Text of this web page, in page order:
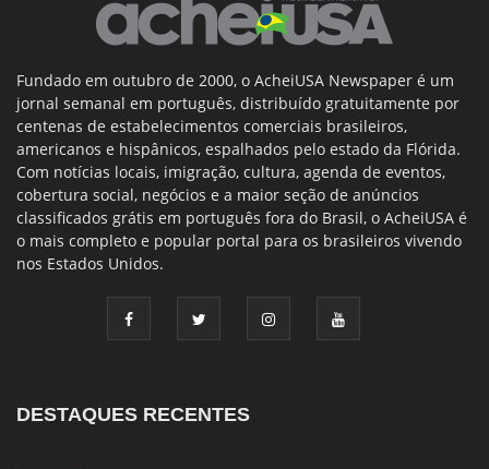
Fundado em outubro de 2000, o AcheiUSA Newspaper é um
jornal semanal em português, distribuído gratuitamente por
centenas de estabelecimentos comerciais brasileiros,
americanos e hispânicos, espalhados pelo estado da Flórida.
Com notícias locais, imigração, cultura, agenda de eventos,
cobertura social, negócios e a maior seção de anúncios
classificados grátis em português fora do Brasil, o AcheiUSA é
o mais completo e popular portal para os brasileiros vivendo
nos Estados Unidos.
DESTAQUES RECENTES